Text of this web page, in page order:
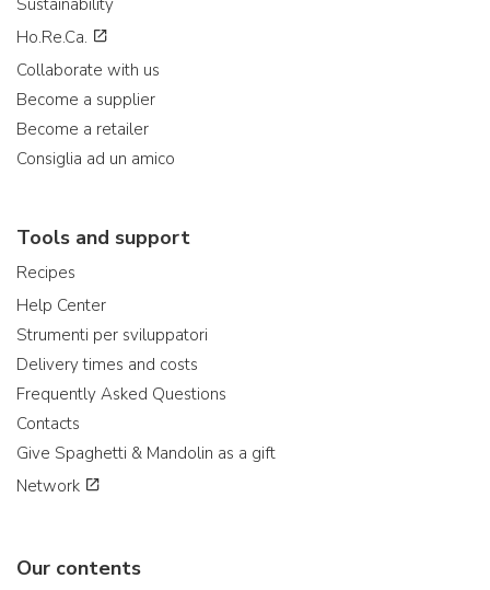
Ho.Re.Ca.
Collaborate with us
Become a supplier
Become a retailer
Consiglia ad un amico
Tools and support
Recipes
Help Center
Strumenti per sviluppatori
Delivery times and costs
Frequently Asked Questions
Contacts
Give Spaghetti & Mandolin as a gift
Network
Our contents